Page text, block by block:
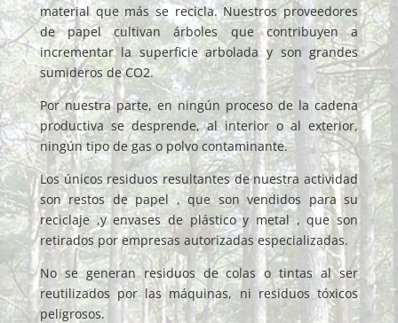
material que más se recicla. Nuestros proveedores
de papel cultivan árboles quecontribuyen a
incrementar la superficie arbolada y son grandes
sumideros de CO2.
Por nuestra parte, en ningún proceso de la cadena
productiva se desprende, al interior o al exterior,
ningún tipo de gas o polvo contaminante.
Los únicos residuos resultantes de nuestra actividad
son restos de papel , que son vendidos para su
reciclaje ,y envases de plástico y metal , que son
retirados por empresas autorizadas especializadas.
No se generan residuos de colas o tintas al ser
reutilizados por las máquinas, ni residuos tóxicos
peligrosos.